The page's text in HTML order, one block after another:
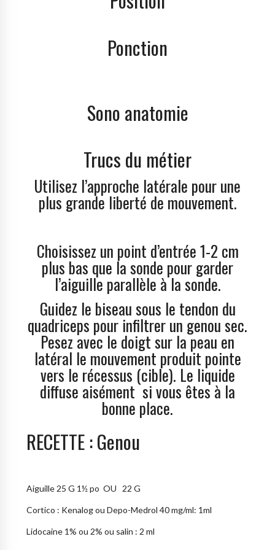
Ponction
Sono anatomie
Trucs du métier
Utilisez l’approche latérale pour une
plus grande liberté de mouvement.
Choisissez un point d’entrée 1-2 cm
plus bas que la sonde pour garder
l’aiguille parallèle à la sonde.
Guidez le biseau sous le tendon du
quadriceps pour infiltrer un genou sec.
Pesez avec le doigt sur la peau en
latéral le mouvement produit pointe
vers le récessus (cible). Le liquide
diffuse aisément si vous êtes à la
bonne place.
RECETTE : Genou
Aiguille 25 G 1½ po OU 22 G
Cortico : Kenalog ou Depo-Medrol 40 mg/ml: 1ml
Lidocaine 1% ou 2% ou salin : 2 ml